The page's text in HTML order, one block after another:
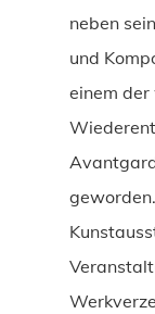
neben
und
einem